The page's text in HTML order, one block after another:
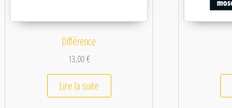
Différence
13,00€
Lire la suite